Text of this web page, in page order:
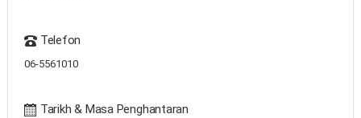
Telefon
06-5561010
Tarikh & Masa Penghantaran